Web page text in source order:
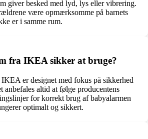
giver besked med lyd, lys eller vibrering.
være opmærksomme på barnets
er i samme rum.
fra IKEA sikker at bruge?
er designet med fokus på sikkerhed
anbefales altid at følge producentens
for korrekt brug af babyalarmen
optimalt og sikkert.